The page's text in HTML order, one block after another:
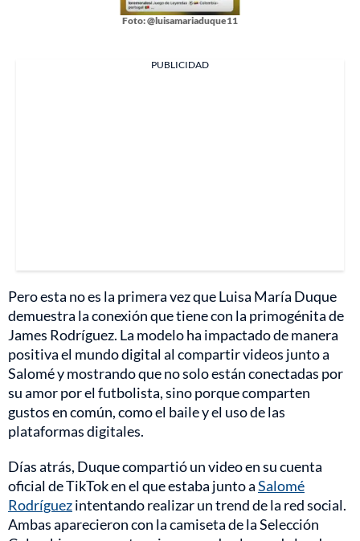
Foto: @luisamariaduque11
PUBLICIDAD
Pero esta no es la primera vez que Luisa María Duque
demuestra la conexión que tiene con la primogénita de
James Rodríguez. La modelo ha impactado de manera
positiva el mundo digital al compartir videos junto a
Salomé y mostrando que no solo están conectadas por
su amor por el futbolista, sino porque comparten
gustos en común, como el baile y el uso de las
plataformas digitales.
Días atrás, Duque compartió un video en su cuenta
oficial de TikTok en el que estaba junto aSalomé
Rodríguezintentando realizar un trend de la red social.
Ambas aparecieron con la camiseta de la Selección